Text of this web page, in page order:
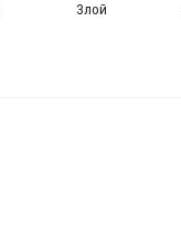
Злой